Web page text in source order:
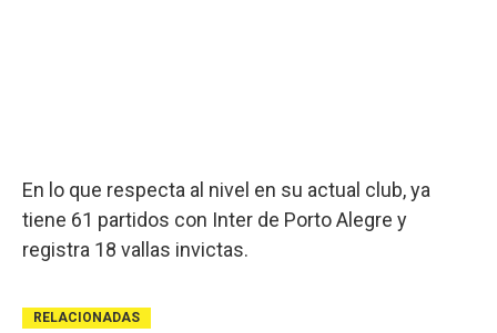
En lo que respecta al nivel en su actual club, ya
tiene 61 partidos con Inter de Porto Alegre y
registra 18 vallas invictas.
RELACIONADAS